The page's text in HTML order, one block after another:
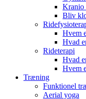
Kranio
Bliv
Hvem
Hvad
Rideterapi
Hvad
Hvem
Træning
Funktionel
Aerial yoga